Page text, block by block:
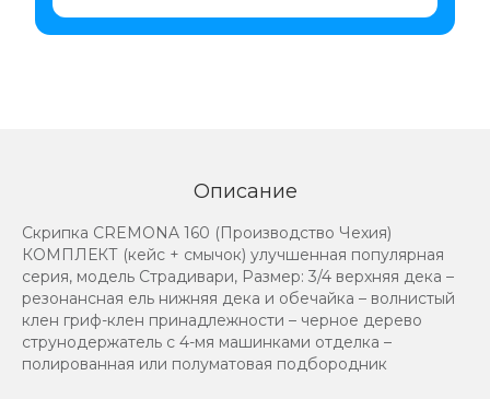
Описание
Скрипка CREMONA 160 (Производство Чехия)
КОМПЛЕКТ (кейс + смычок) улучшенная популярная
серия, модель Страдивари, Размер: 3/4 верхняя дека –
резонансная ель нижняя дека и обечайка – волнистый
клен гриф-клен принадлежности – черное дерево
струнодержатель с 4-мя машинками отделка –
полированная или полуматовая подбородник